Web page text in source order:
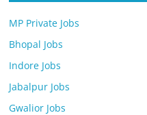
MP Private Jobs
Bhopal Jobs
Indore Jobs
Jabalpur Jobs
Gwalior Jobs